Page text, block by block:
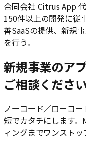
合同会社 Citrus App
150件以上の開発に従
善SaaSの提供、新規
を行う。
新規事業のア
ご相談ください
ノーコード／ローコ
短でカタチにします
ィングまでワンストッ